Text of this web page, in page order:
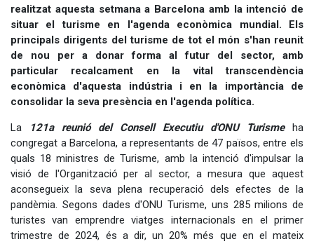
realitzat aquesta setmana a Barcelona amb la intenció de
situar el turisme en l'agenda econòmica mundial. Els
principals dirigents del turisme de tot el món s'han reunit
de nou per a donar forma al futur del sector, amb
particular recalcament en la vital transcendència
econòmica d'aquesta indústria i en la importància de
consolidar la seva presència en l'agenda política.
La 121a reunió del Consell Executiu d'ONU Turismeha
congregat a Barcelona, a representants de 47 països, entre els
quals 18 ministres de Turisme, amb la intenció d'impulsar la
visió de l'Organització per al sector, a mesura que aquest
aconsegueix la seva plena recuperació dels efectes de la
pandèmia. Segons dades d'ONU Turisme, uns 285 milions de
turistes van emprendre viatges internacionals en el primer
trimestre de 2024, és a dir, un 20% més que en el mateix